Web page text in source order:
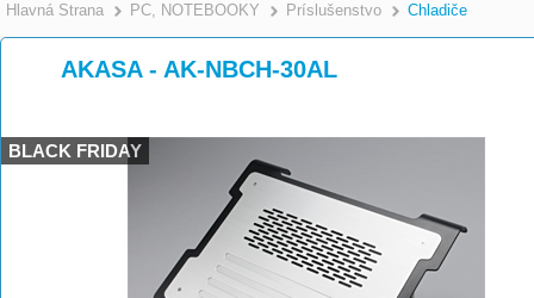
Hlavná Strana >
PC, NOTEBOOKY >
Príslušenstvo Chladiče
AKASA - AK-NBCH-30AL
BLACK FRIDAY